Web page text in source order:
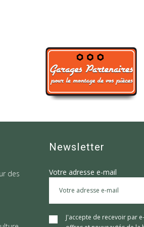
des
Newsletter
Votre adresse e-mail
J'accepte de recevoir par